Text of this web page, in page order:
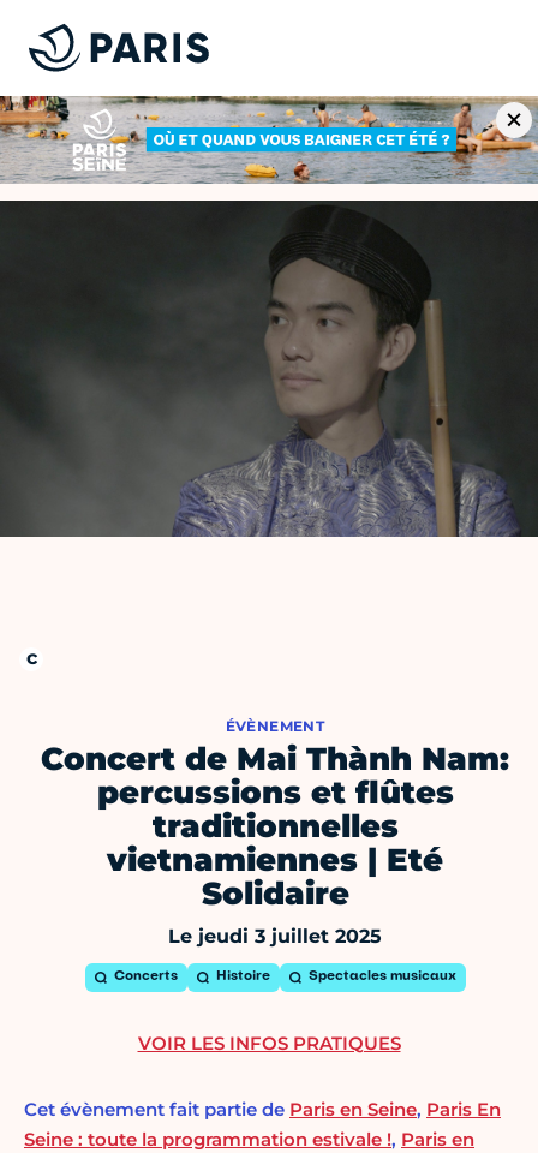
ÉVÈNEMENT
Concert de Mai Thành Nam:
percussions et flûtes
traditionnelles
vietnamiennes | Eté
Solidaire
Le jeudi 3 juillet 2025
Concerts Histoire Spectacles musicaux
Cet évènement fait partie de Paris en Seine, Paris En
Seine : toute la programmation estivale !, Paris en
VOIR LES INFOS PRATIQUES